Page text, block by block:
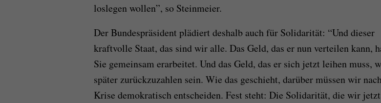
loslegen wollen”, so Steinmeier.
Der Bundespräsident plädiert deshalb auch für Solidarität: “Und dieser
kraftvolle Staat, das sind wir alle. Das Geld, das er nun verteilen kann,
Sie gemeinsam erarbeitet. Und das Geld, das er sich jetzt leihen muss,
später zurückzuzahlen sein. Wie das geschieht, darüber müssen wir
Krise demokratisch entscheiden. Fest steht: Die Solidarität, die wir jetzt